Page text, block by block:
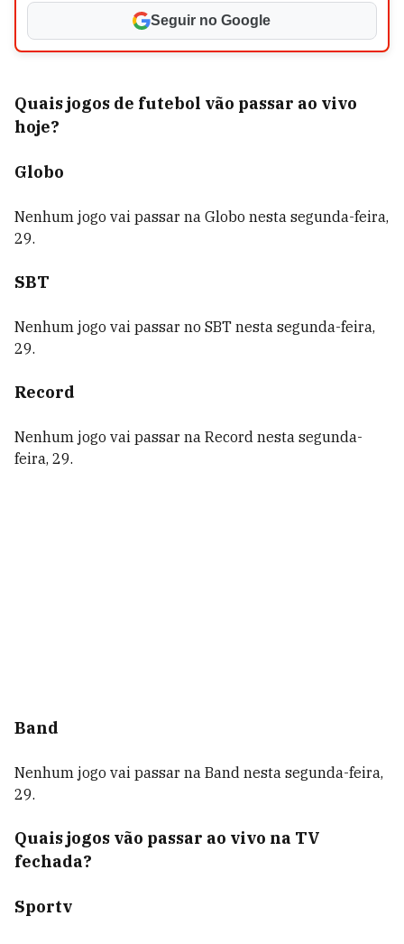
Seguir no Google
Quais jogos de futebol vão passar ao vivo
hoje?
Globo
Nenhum jogo vai passar na Globo nesta segunda-feira,
29.
SBT
Nenhum jogo vai passar no SBT nesta segunda-feira,
29.
Record
Nenhum jogo vai passar na Record nesta segunda-
feira, 29.
Band
Nenhum jogo vai passar na Band nesta segunda-feira,
29.
Quais jogos vão passar ao vivo na TV
fechada?
Sportv